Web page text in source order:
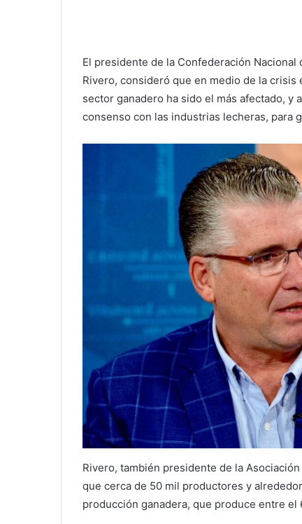
El presidente de la Confederación Nacional
Rivero, consideró que en medio de la
sector ganadero ha sido el más afectado, y
consenso con las industrias lecheras, para
Rivero, también presidente de la
que cerca de 50 mil productores y
producción ganadera, que produce entre el